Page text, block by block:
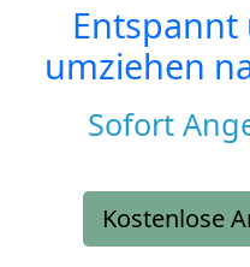
umziehen
Sofort
Kostenlose